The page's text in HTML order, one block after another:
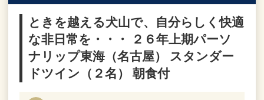
ときを越える犬山で、自分らしく快適
な非日常を・・・ ２６年上期パーソ
ナリップ東海（名古屋） スタンダー
ドツイン（２名） 朝食付